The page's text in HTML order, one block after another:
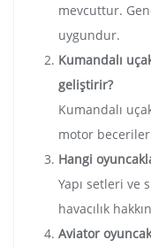
mevcuttur.
uygundur.
Kumandalı
geliştirir?
Kumandalı
motor
Hangi
Yapı setleri ve
havacılık
Aviator